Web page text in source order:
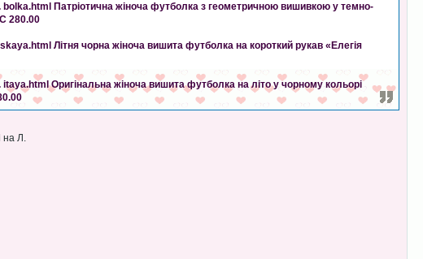
bolka.html Патріотична жіноча футболка з геометричною вишивкою у темно-
280.00
Літня чорна жіноча вишита футболка на короткий рукав «Елегія
itaya.html Оригінальна жіноча вишита футболка на літо у чорному кольорі
на Л.